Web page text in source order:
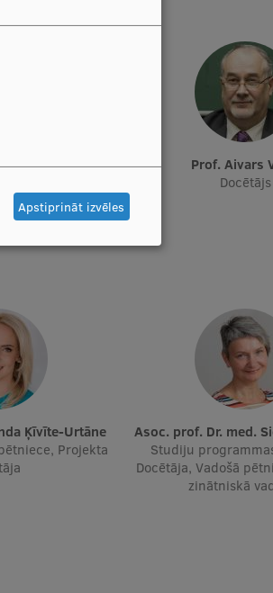
Villeruša
Prof. Aivars
Docētājs
Ķīvīte-Urtāne
Projekta
Asoc. prof. Dr. med.
Studiju
Docētāja, Vadošā
zinātniskā
Apstiprināt izvēles